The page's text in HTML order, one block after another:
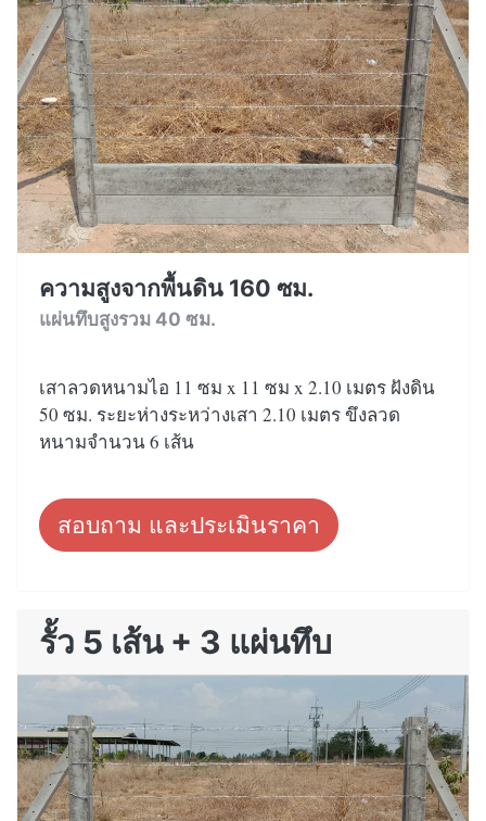
ความสูงจากพื้นดิน 160 ซม.
แผ่นทึบสูงรวม 40 ซม.
เสาลวดหนามไอ 11 ซม x 11 ซม x 2.10 เมตร ฝังดิน
50 ซม. ระยะห่างระหว่างเสา 2.10 เมตร ขึงลวด
หนามจำนวน 6 เส้น
สอบถาม และประเมินราคา
รั้ว 5 เส้น + 3 แผ่นทึบ